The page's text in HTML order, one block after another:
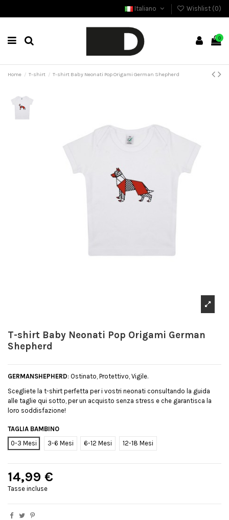
Italiano Wishlist (0)
0
Home T-shirt T-shirt Baby Neonati Pop Origami German Shepherd
T-shirt Baby Neonati Pop Origami German
Shepherd
GERMANSHEPHERD: Ostinato, Protettivo, Vigile.
Scegliete la t-shirt perfetta per i vostri neonati consultando la guida
alle taglie qui sotto, per un acquisto senza stress e che garantisca la
loro soddisfazione!
TAGLIA BAMBINO
0-3 Mesi
3-6 Mesi 6-12 Mesi 12-18 Mesi
14,99 €
Tasse incluse